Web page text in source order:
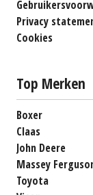
Privacy
Cookies
Top Merken
Boxer
Claas
John Deere
Massey
Toyota